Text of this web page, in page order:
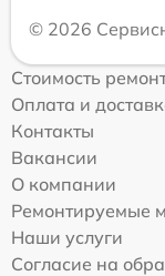
© 2026
Стоимость
Оплата и
Контакты
Вакансии
О компании
Ремонтируемые
Наши услуги
Согласие на